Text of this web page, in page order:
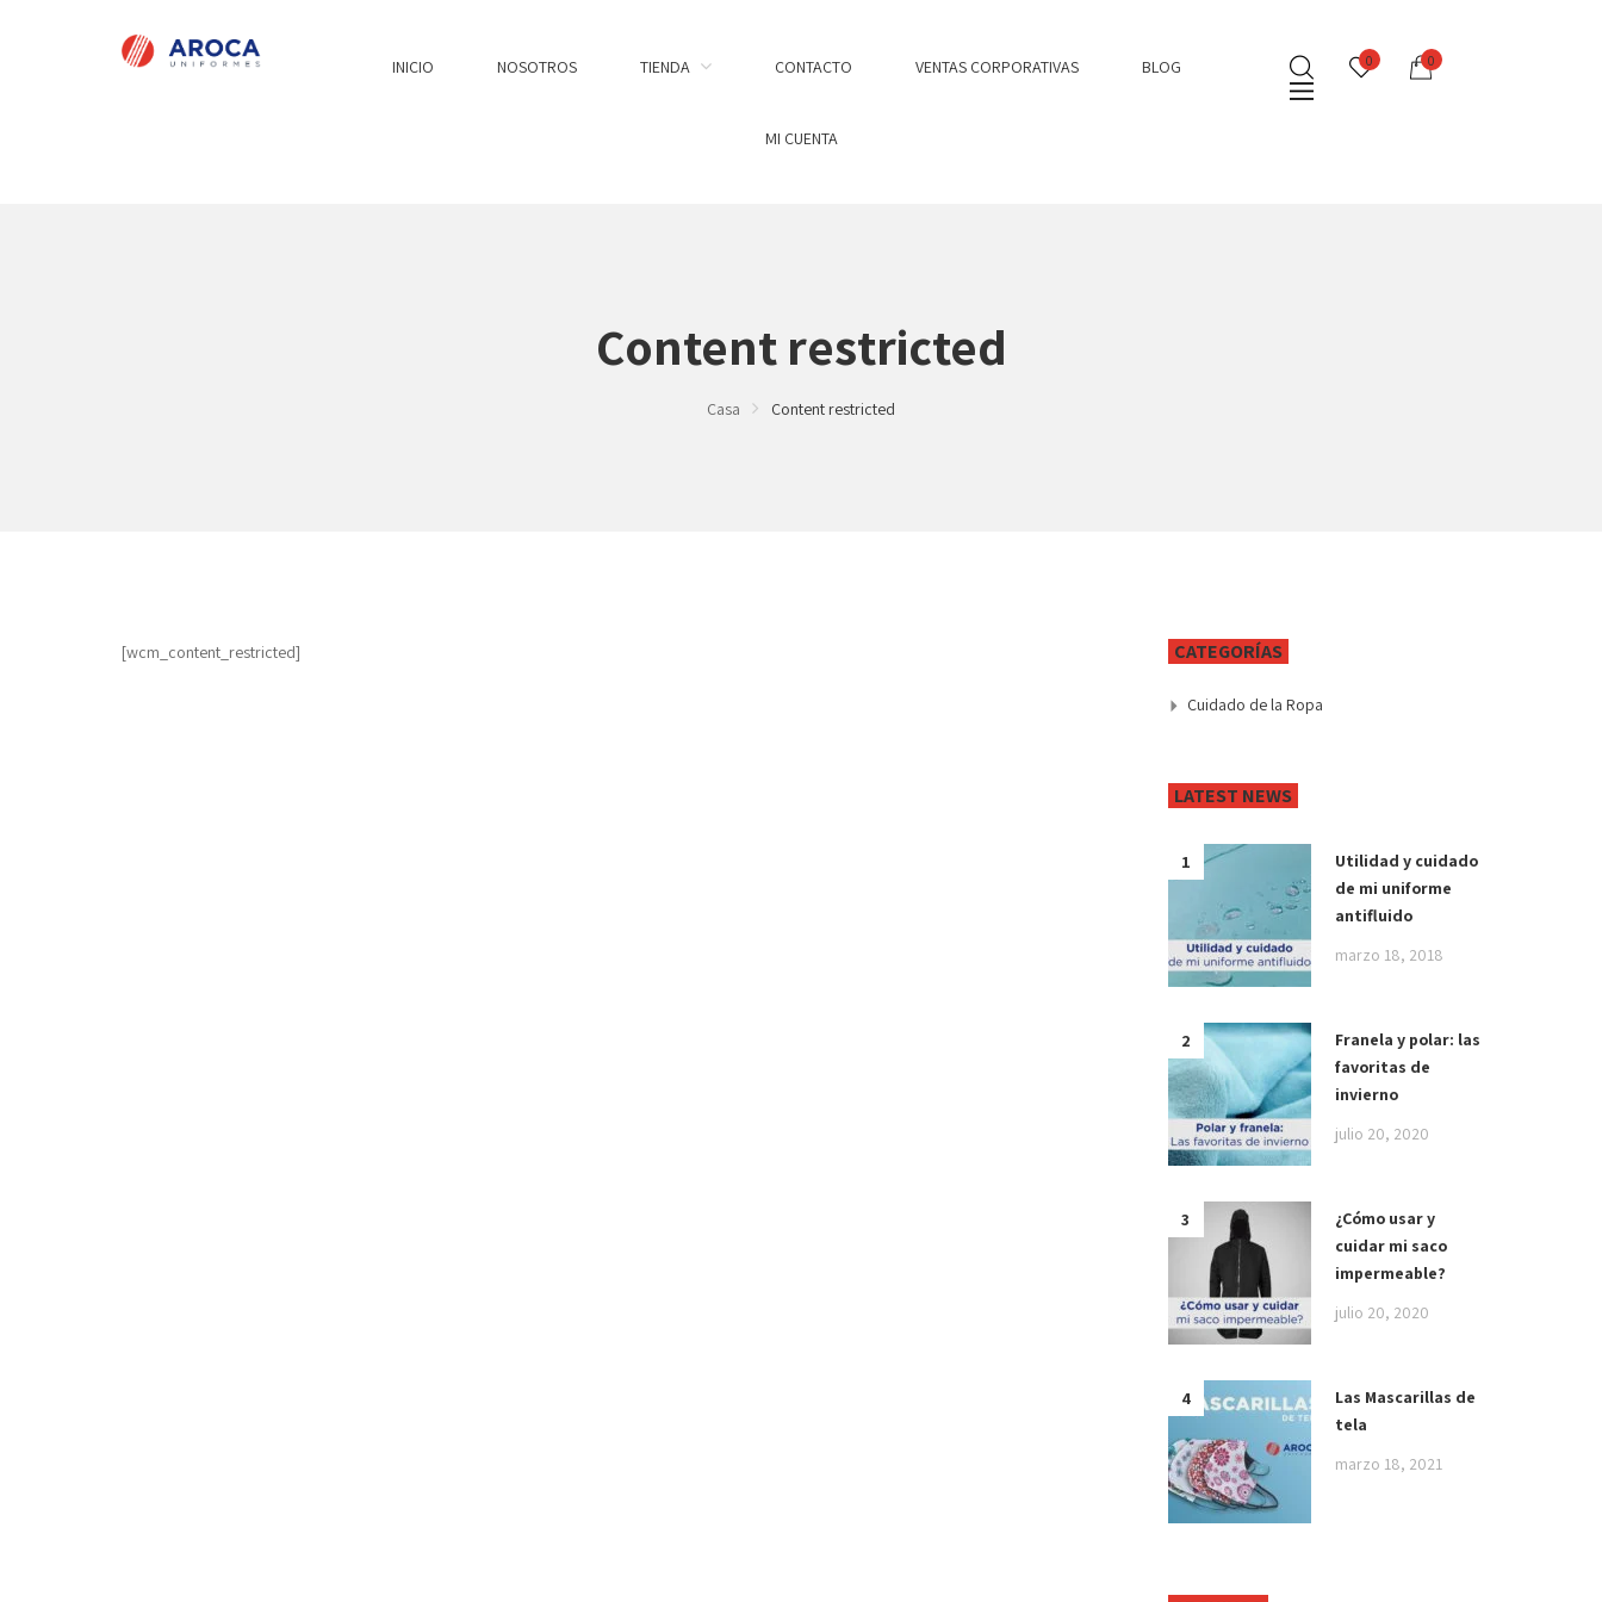
INICIO NOSOTROS TIENDA CONTACTO VENTAS CORPORATIVAS BLOG
MI CUENTA
0 0
Content restricted
Casa Content restricted
[wcm_content_restricted] CATEGORÍAS
Cuidado de la Ropa
LATEST NEWS
Utilidad y cuidado
de mi uniforme
antifluido
marzo 18, 2018
Franela y polar: las
favoritas de
invierno
julio 20, 2020
¿Cómo usar y
cuidar mi saco
impermeable?
julio 20, 2020
Las Mascarillas de
tela
marzo 18, 2021